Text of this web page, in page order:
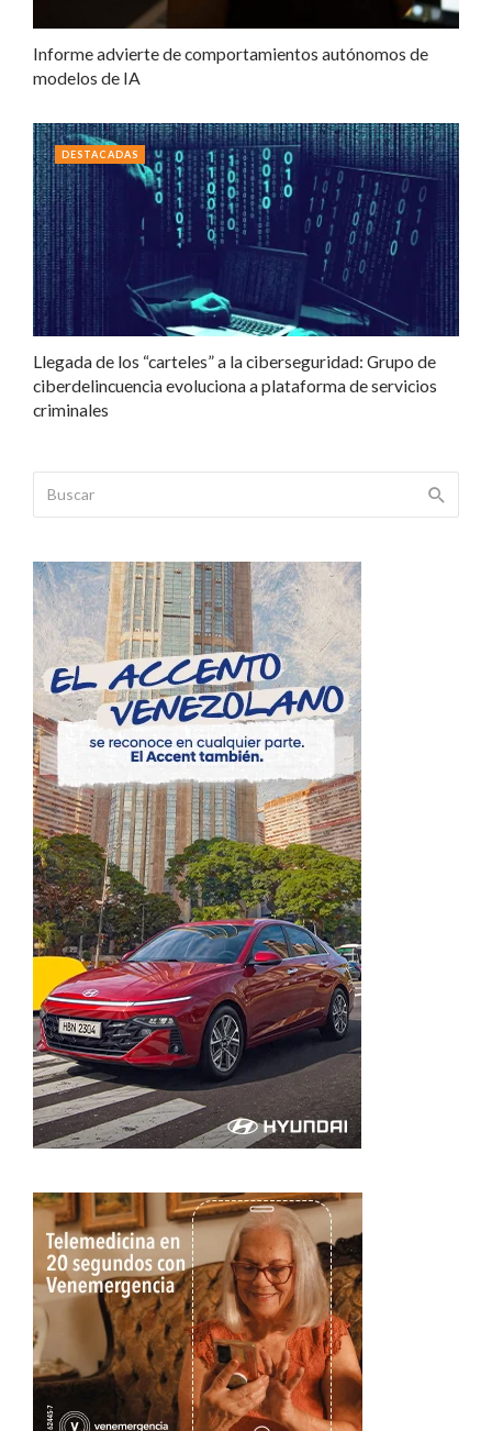
Informe advierte de comportamientos autónomos de
modelos de IA
Llegada de los “carteles” a la ciberseguridad: Grupo de
ciberdelincuencia evoluciona a plataforma de servicios
criminales
DESTACADAS